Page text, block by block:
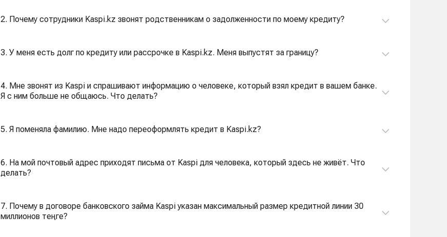
2. Почему сотрудники Kaspi.kz звонят родственникам о задолженности по моему кредиту?
3. У меня есть долг по кредиту или рассрочке в Kaspi.kz. Меня выпустят за границу?
4. Мне звонят из Kaspi и спрашивают информацию о человеке, который взял кредит в вашем банке.
Я с ним больше не общаюсь. Что делать?
5. Я поменяла фамилию. Мне надо переоформлять кредит в Kaspi.kz?
6. На мой почтовый адрес приходят письма от Kaspi для человека, который здесь не живёт. Что
делать?
7. Почему в договоре банковского займа Kaspi указан максимальный размер кредитной линии 30
миллионов теңге?